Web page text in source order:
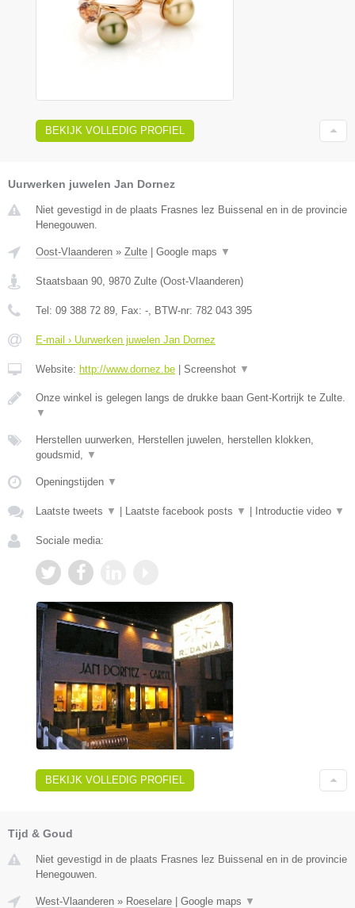
BEKIJK VOLLEDIG PROFIEL
Uurwerken juwelen Jan Dornez
Niet gevestigd in de plaats Frasnes lez Buissenal en in de provincie
Henegouwen.
Oost-Vlaanderen » Zulte Google maps ▼
Staatsbaan 90, 9870 Zulte (Oost-Vlaanderen)
Tel: 09 388 72 89, Fax: -, BTW-nr: 782 043 395
E-mail › Uurwerken juwelen Jan Dornez
Website: http://www.dornez.be Screenshot ▼
Onze winkel is gelegen langs de drukke baan Gent-Kortrijk te Zulte.
▼
Herstellen uurwerken, Herstellen juwelen, herstellen klokken,
goudsmid, ▼
Openingstijden ▼
Laatste tweets ▼ Laatste facebook posts ▼ Introductie video ▼
Sociale media:
BEKIJK VOLLEDIG PROFIEL
Tijd & Goud
Niet gevestigd in de plaats Frasnes lez Buissenal en in de provincie
Henegouwen.
West-Vlaanderen » Roeselare | Google maps ▼